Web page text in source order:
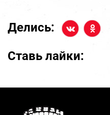
Делись:
Ставь лайки: